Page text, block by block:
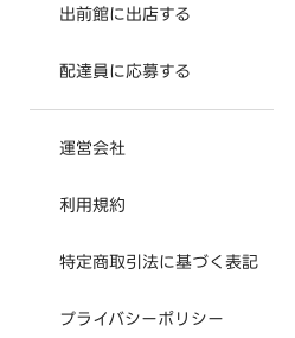
出前館に出店する
配達員に応募する
運営会社
利用規約
特定商取引法に基づく表記
プライバシーポリシー